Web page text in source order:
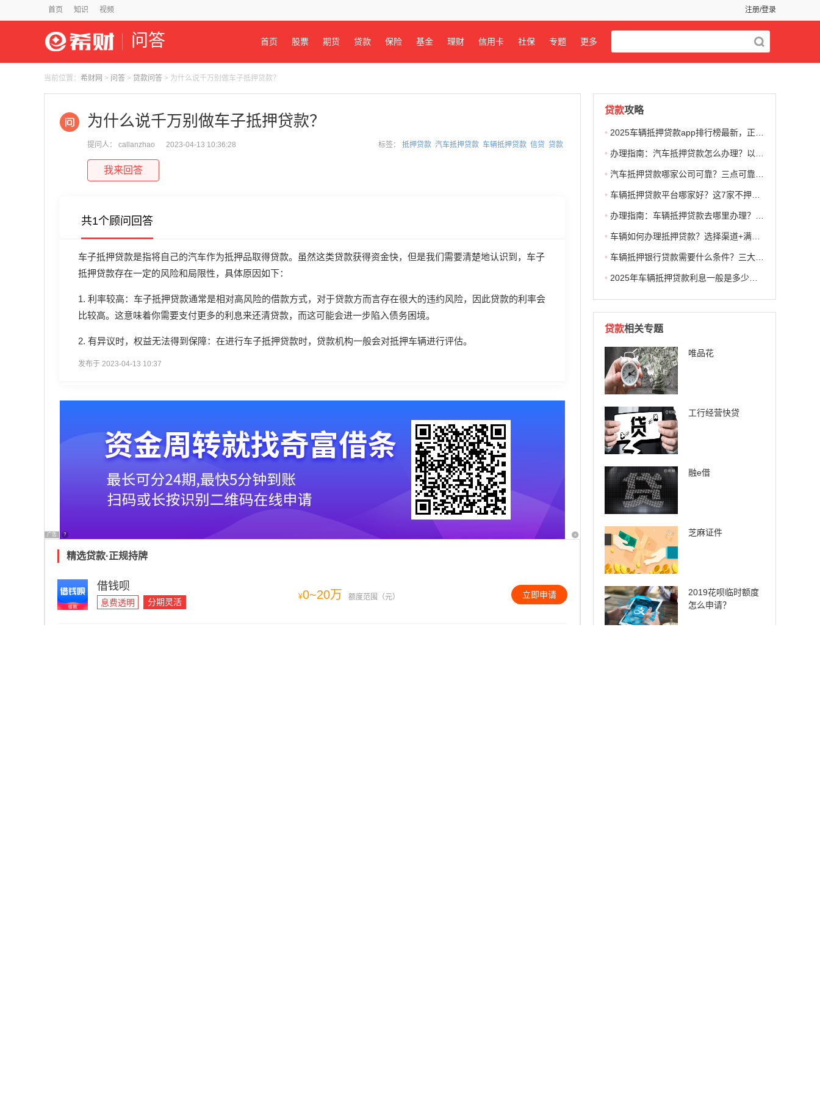
首页 知识 视频 注册/登录
问答 首页 股票 期货 贷款 保险 基金 理财 信用卡 社保 专题 更多
当前位置： 希财网 > 问答 > 贷款问答 > 为什么说千万别做车子抵押贷款？
为什么说千万别做车子抵押贷款？
标签： 抵押贷款 汽车抵押贷款 车辆抵押贷款 信贷 贷款
提问人： callanzhao 2023-04-13 10:36:28
我来回答
共1个顾问回答
车子抵押贷款是指将自己的汽车作为抵押品取得贷款。虽然这类贷款获得资金快，但是我们需要清楚地认识到，车子
抵押贷款存在一定的风险和局限性，具体原因如下：
1. 利率较高：车子抵押贷款通常是相对高风险的借款方式，对于贷款方而言存在很大的违约风险，因此贷款的利率会
比较高。这意味着你需要支付更多的利息来还清贷款，而这可能会进一步陷入债务困境。
2. 有异议时，权益无法得到保障：在进行车子抵押贷款时，贷款机构一般会对抵押车辆进行评估。
发布于 2023-04-13 10:37
广告 ? x
精选贷款·正规持牌
借钱呗
息费透明 分期灵活
¥0~20万 额度范围（元） 立即申请
贷款攻略
• 2025车辆抵押贷款app排行榜最新，正规靠谱、大额低息、放款快
• 办理指南：汽车抵押贷款怎么办理？以支付宝里面的车辆贷款为例
• 汽车抵押贷款哪家公司可靠？三点可靠特征+三个可靠车抵贷
• 车辆抵押贷款平台哪家好？这7家不押车、条件低、利率低比较好
• 办理指南：车辆抵押贷款去哪里办理？去哪里比较好？
• 车辆如何办理抵押贷款？选择渠道+满足条件+提交申请就行
• 车辆抵押银行贷款需要什么条件？三大银行车辆抵押贷款条件一览
• 2025年车辆抵押贷款利息一般是多少？由四要素得出！举例计算
贷款相关专题
唯品花
工行经营快贷
融e借
芝麻证件
2019花呗临时额度
怎么申请？